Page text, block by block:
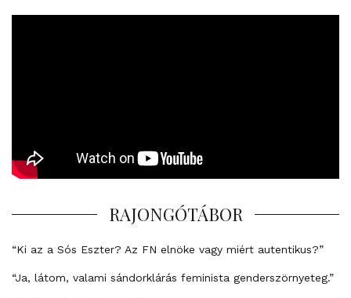
RAJONGÓTÁBOR
“Ki az a Sós Eszter? Az FN elnöke vagy miért autentikus?”
“Ja, látom, valami sándorklárás feminista genderszörnyeteg.”